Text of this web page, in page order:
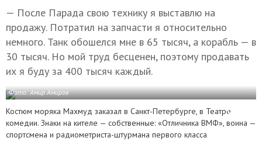
— После Парада свою технику я выставлю на
продажу. Потратил на запчасти я относительно
немного. Танк обошелся мне в 65 тысяч, а корабль — в
30 тысяч. Но мой труд бесценен, поэтому продавать
их я буду за 400 тысяч каждый.
Фото: Амир Амиров
Костюм моряка Махмуд заказал в Санкт-Петербурге, в Театре
комедии. Знаки на кителе — собственные: «Отличника ВМФ», воина —
спортсмена и радиометриста-штурмана первого класса